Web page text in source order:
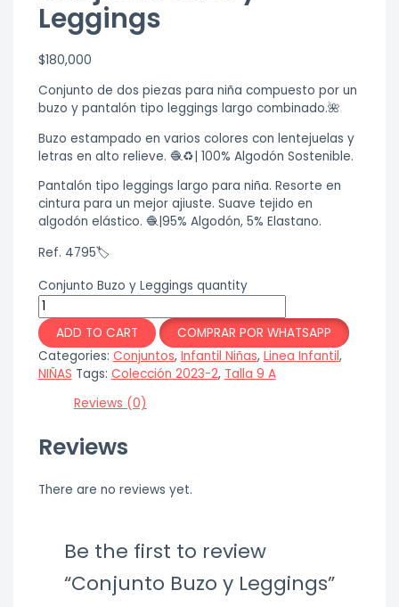
Leggings
$180,000
Conjunto de dos piezas para niña compuesto por un
buzo y pantalón tipo leggings largo combinado.🌺
Buzo estampado en varios colores con lentejuelas y
letras en alto relieve. 🧶♻️| 100% Algodón Sostenible.
Pantalón tipo leggings largo para niña. Resorte en
cintura para un mejor ajiuste. Suave tejido en
algodón elástico. 🧶|95% Algodón, 5% Elastano.
Ref. 4795🏷
Conjunto Buzo y Leggings quantity
ADD TO CART
COMPRAR POR WHATSAPP
Categories: Conjuntos, Infantil Niñas, Linea Infantil,
NIÑAS Tags: Colección 2023-2, Talla 9 A
Reviews (0)
Reviews
There are no reviews yet.
Be the first to review
“Conjunto Buzo y Leggings”